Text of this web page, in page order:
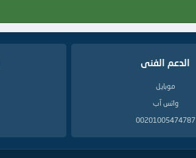
الدعم الفنى
موبايل
واتس آب
00201005474787